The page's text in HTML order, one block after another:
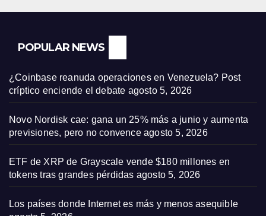
POPULAR NEWS
¿Coinbase reanuda operaciones en Venezuela? Post
críptico enciende el debate agosto 5, 2026
Novo Nordisk cae: gana un 25% más a junio y aumenta
previsiones, pero no convence agosto 5, 2026
ETF de XRP de Grayscale vende $180 millones en
tokens tras grandes pérdidas agosto 5, 2026
Los países donde Internet es más y menos asequible